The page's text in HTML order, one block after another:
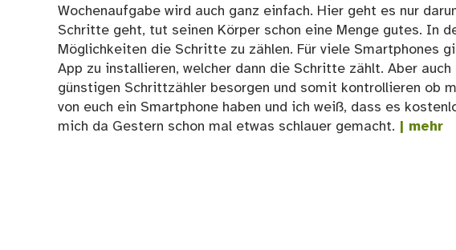
Wochenaufgabe wird auch ganz einfach. Hier geht es nur
Schritte geht, tut seinen Körper schon eine Menge gutes. In
Möglichkeiten die Schritte zu zählen. Für viele Smartphones
App zu installieren, welcher dann die Schritte zählt. Aber
günstigen Schrittzähler besorgen und somit kontrollieren ob
von euch ein Smartphone haben und ich weiß, dass es
mich da Gestern schon mal etwas schlauer gemacht. | mehr